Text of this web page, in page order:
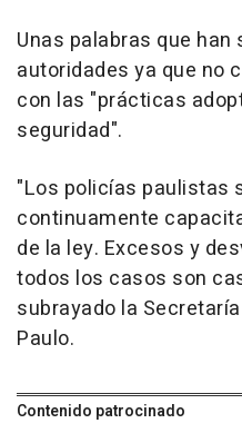
Unas palabras que
autoridades ya que no
con las "prácticas
seguridad".
"Los policías paulistas
continuamente
de la ley. Excesos y
todos los casos son
subrayado la
Paulo.
Contenido patrocinado